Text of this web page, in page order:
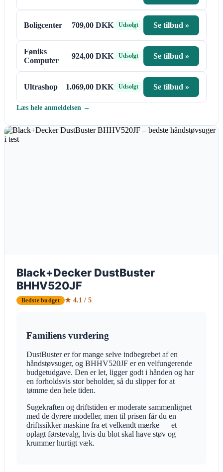
Boligcenter 709,00 DKK Udsolgt Se tilbud »
Føniks
Computer
924,00 DKK Udsolgt Se tilbud »
Ultrashop 1.069,00 DKK Udsolgt Se tilbud »
Læs hele anmeldelsen →
Black+Decker DustBuster
BHHV520JF
Bedste budget ★ 4.1 / 5
Familiens vurdering
DustBuster er for mange selve indbegrebet af en
håndstøvsuger, og BHHV520JF er en velfungerende
budgetudgave. Den er let, ligger godt i hånden og har
en forholdsvis stor beholder, så du slipper for at
tømme den hele tiden.
Sugekraften og driftstiden er moderate sammenlignet
med de dyrere modeller, men til prisen får du en
driftssikker maskine fra et velkendt mærke — et
oplagt førstevalg, hvis du blot skal have støv og
krummer hurtigt væk.